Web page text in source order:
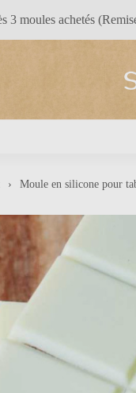
3 moules achetés
Moule en silicone pour